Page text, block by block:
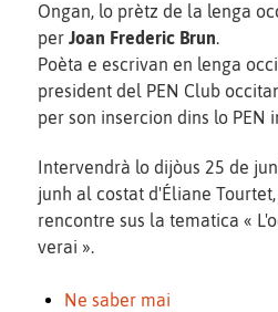
Ongan, lo prètz de la lenga
per Joan Frederic Brun.
Poèta e escrivan en lenga
president del PEN Club
per son insercion dins lo PEN
Intervendrà lo dijòus 25 de
junh al costat d'Éliane
rencontre sus la tematica «
verai ».
Ne saber mai